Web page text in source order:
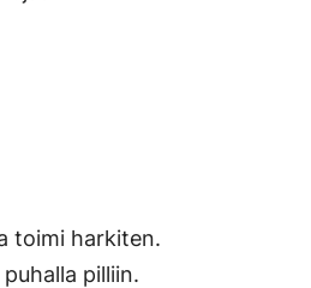
toimi harkiten.
pilliin.